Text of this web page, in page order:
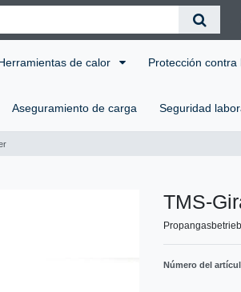
de calor Protección
Aseguramiento de carga Seguridad
TMS-
Número del